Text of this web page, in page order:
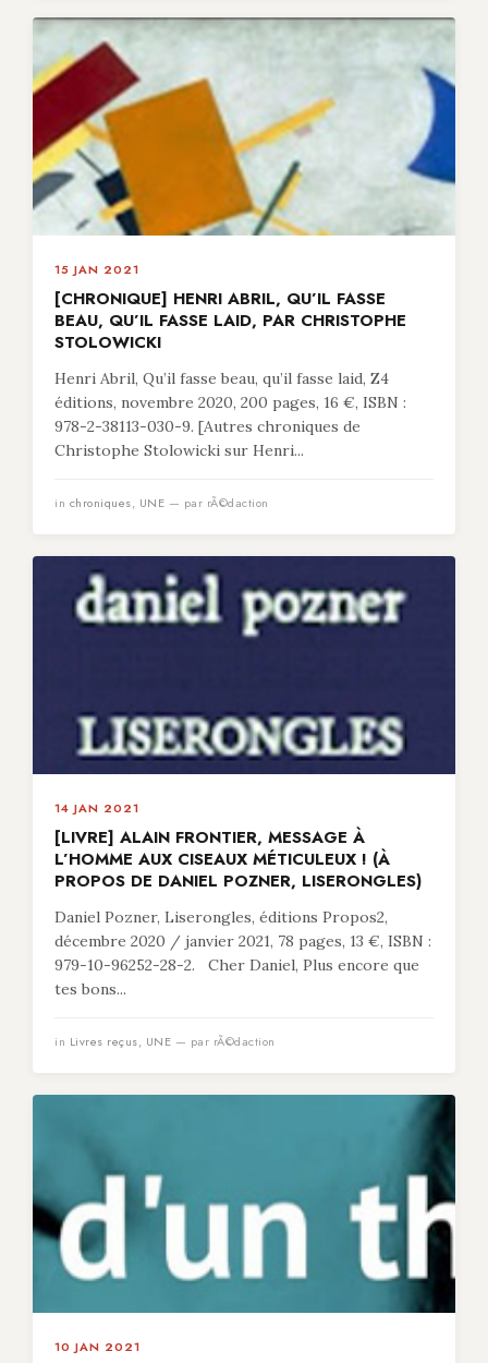
15 JAN 2021
[CHRONIQUE] HENRI ABRIL, QU’IL FASSE
BEAU, QU’IL FASSE LAID, PAR CHRISTOPHE
STOLOWICKI
Henri Abril, Qu’il fasse beau, qu’il fasse laid, Z4
éditions, novembre 2020, 200 pages, 16 €, ISBN :
978-2-38113-030-9. [Autres chroniques de
Christophe Stolowicki sur Henri...
in chroniques, UNE — par rÃ©daction
14 JAN 2021
[LIVRE] ALAIN FRONTIER, MESSAGE À
L’HOMME AUX CISEAUX MÉTICULEUX ! (À
PROPOS DE DANIEL POZNER, LISERONGLES)
Daniel Pozner, Liserongles, éditions Propos2,
décembre 2020 / janvier 2021, 78 pages, 13 €, ISBN :
979-10-96252-28-2. Cher Daniel, Plus encore que
tes bons...
in Livres reçus, UNE — par rÃ©daction
10 JAN 2021